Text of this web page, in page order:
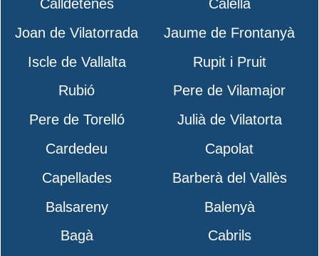
Calldetenes
Calella
Joan de Vilatorrada
Jaume de Frontanyà
Iscle de Vallalta
Rupit i Pruit
Rubió
Pere de Vilamajor
Pere de Torelló
Julià de Vilatorta
Cardedeu
Capolat
Capellades
Barberà del Vallès
Balsareny
Balenyà
Bagà
Cabrils